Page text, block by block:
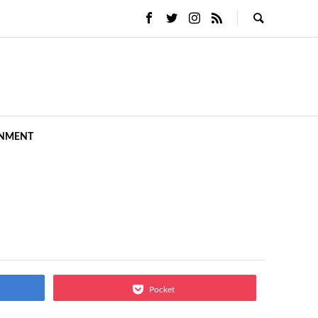
Pocket